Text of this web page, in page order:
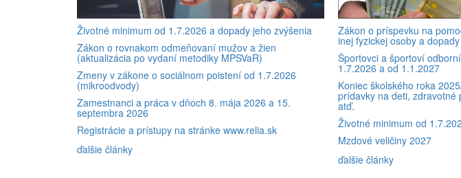
Životné minimum od 1.7.2026 a dopady jeho zvýšenia
Zákon o rovnakom odmeňovaní mužov a žien
(aktualizácia po vydaní metodiky MPSVaR)
Zmeny v zákone o sociálnom poistení od 1.7.2026
(mikroodvody)
Zamestnanci a práca v dňoch 8. mája 2026 a 15.
septembra 2026
Registrácie a prístupy na stránke www.relia.sk
ďalšie články
Zákon o príspevku na
inej fyzickej osoby a
Športovci a športoví
1.7.2026 a od 1.1.2027
Koniec školského roka
prídavky na deti, zdravotné
atď.
Životné minimum od
Mzdové veličiny 2027
ďalšie články